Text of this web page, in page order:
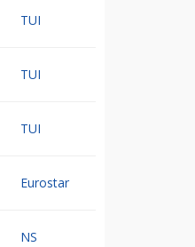
TUI
TUI
TUI
Eurostar
NS